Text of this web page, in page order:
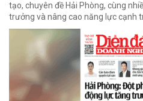
tạo, chuyên đề Hải Phòng, cùng
trưởng và nâng cao năng lực cạnh